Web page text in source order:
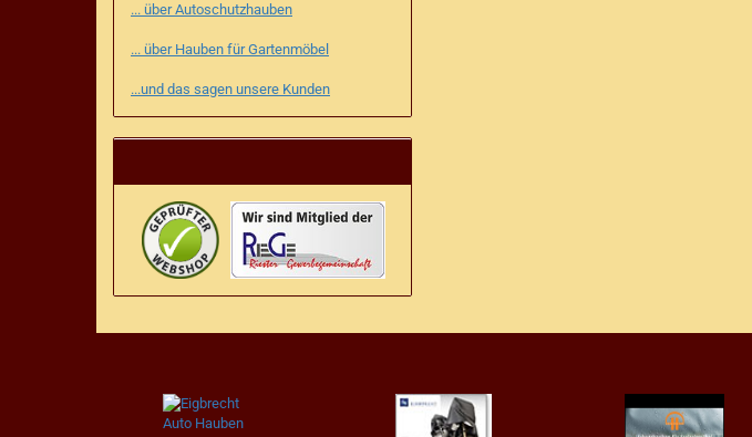
... über Autoschutzhauben
... über Hauben für Gartenmöbel
...und das sagen unsere Kunden